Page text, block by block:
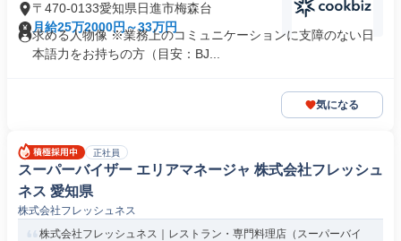
〒470-0133愛知県日進市梅森台
月給25万2000円～33万円
求める人物像 ※業務上のコミュニケーションに支障のない日
本語力をお持ちの方（目安：BJ...
気になる
正社員
スーパーバイザー エリアマネージャ 株式会社フレッシュ
ネス 愛知県
株式会社フレッシュネス
株式会社フレッシュネス｜レストラン・専門料理店（スーパーバイ